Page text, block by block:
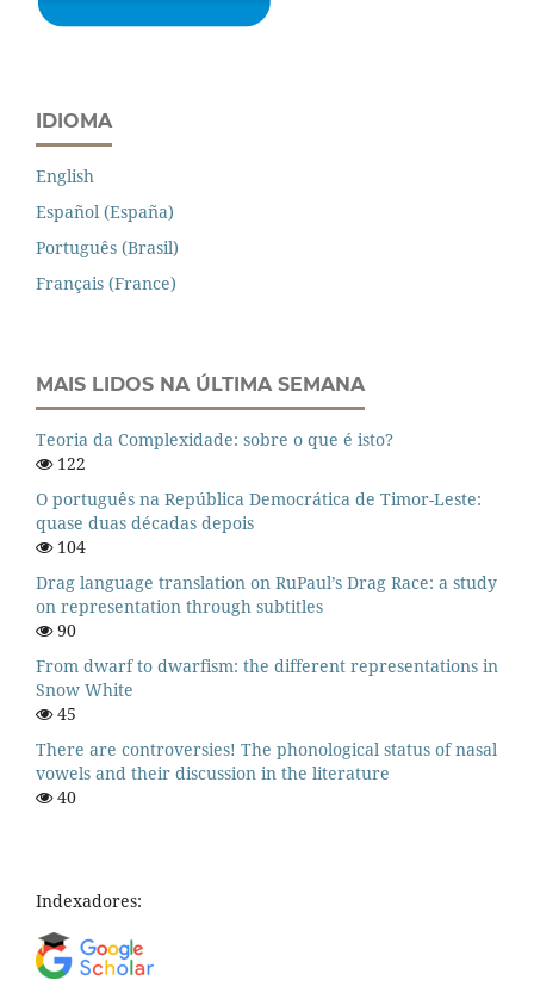
IDIOMA
English
Español (España)
Português (Brasil)
Français (France)
MAIS LIDOS NA ÚLTIMA SEMANA
Teoria da Complexidade: sobre o que é isto?
122
O português na República Democrática de Timor-Leste:
quase duas décadas depois
104
Drag language translation on RuPaul’s Drag Race: a study
on representation through subtitles
90
From dwarf to dwarfism: the different representations in
Snow White
45
There are controversies! The phonological status of nasal
vowels and their discussion in the literature
40
Indexadores: